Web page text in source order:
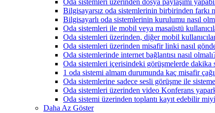
Oda sistemleri üzerinden dosya paylaşımı
Bilgisayarsız oda sistemlerinin birbirinden farkı
Bilgisayarlı oda sistemlerinin kurulumu nasıl
Oda sistemleri ile mobil veya masaüstü
Oda sistemleri üzerinden, diğer mobil kullanıcılar
Oda sistemleri üzerinden misafir linki nasıl
Oda sistemlerinde internet bağlantısı nasıl
Oda sistemleri içerisindeki görüşmelerde dakika
1 oda sistemi almam durumunda kaç misafir
Oda sistemlerine sadece sesli görüşme ile
Oda sistemleri üzerinden video Konferans
Oda sistemi üzerinden toplantı kayıt edebilir
Daha Az Göster